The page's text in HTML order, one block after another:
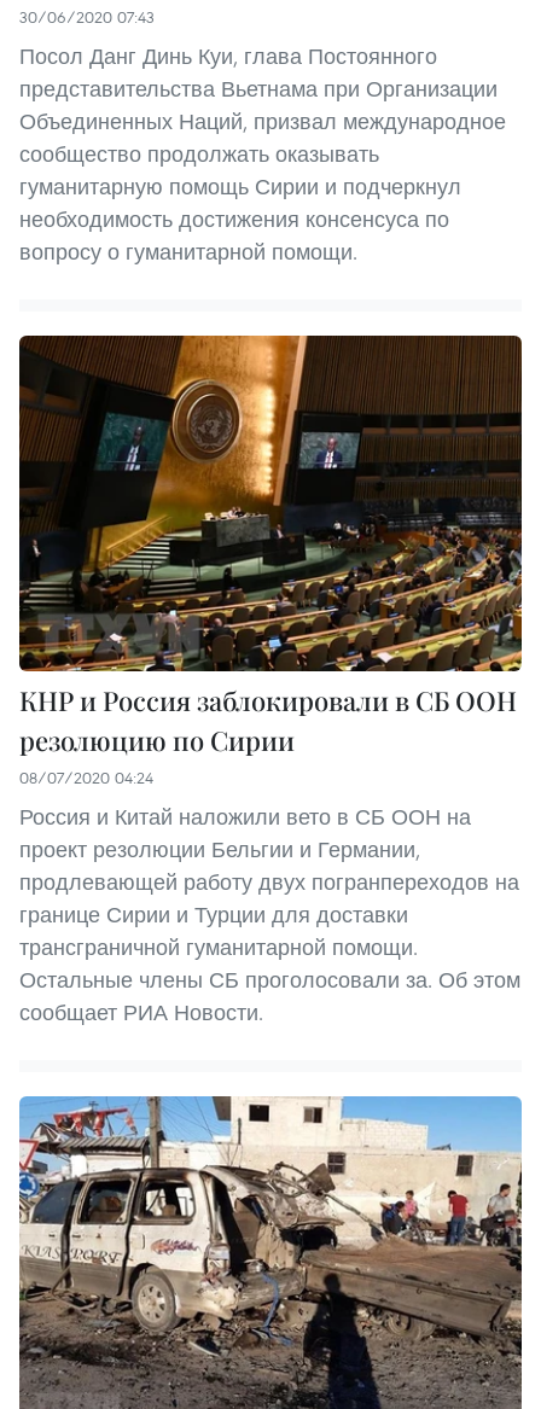
30/06/2020 07:43
Посол Данг Динь Куи, глава Постоянного
представительства Вьетнама при Организации
Объединенных Наций, призвал международное
сообщество продолжать оказывать
гуманитарную помощь Сирии и подчеркнул
необходимость достижения консенсуса по
вопросу о гуманитарной помощи.
КНР и Россия заблокировали в СБ ООН
резолюцию по Сирии
08/07/2020 04:24
Россия и Китай наложили вето в СБ ООН на
проект резолюции Бельгии и Германии,
продлевающей работу двух погранпереходов на
границе Сирии и Турции для доставки
трансграничной гуманитарной помощи.
Остальные члены СБ проголосовали за. Об этом
сообщает РИА Новости.